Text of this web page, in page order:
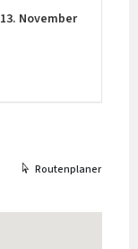
13. November
Routenplaner